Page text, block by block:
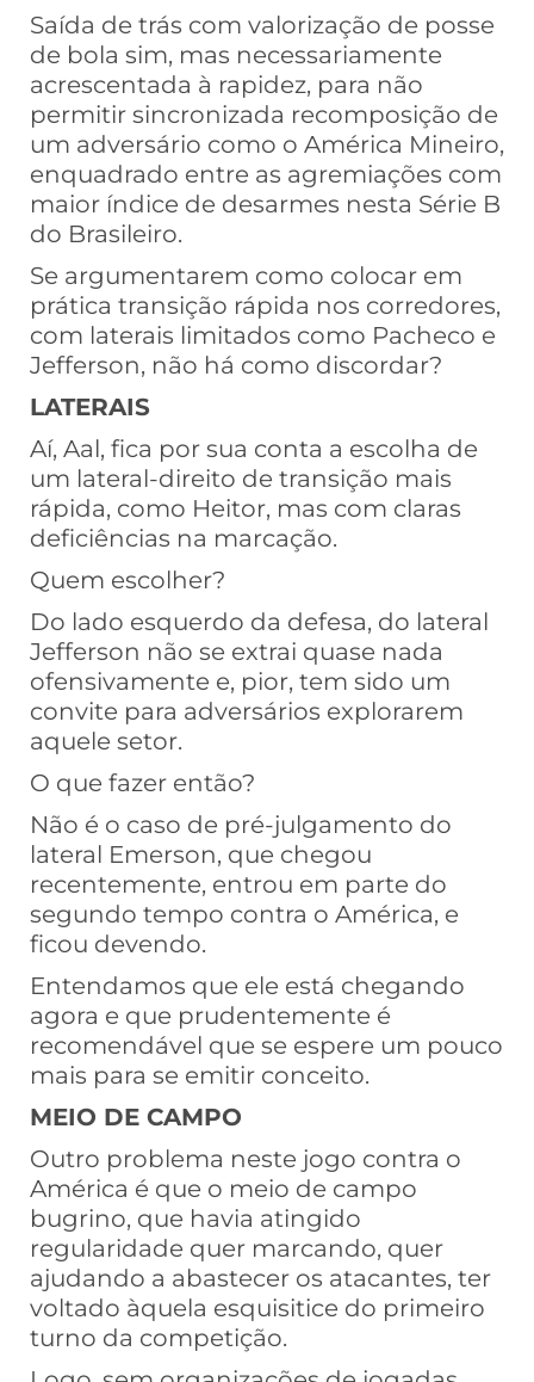
Saída de trás com valorização de posse
de bola sim, mas necessariamente
acrescentada à rapidez, para não
permitir sincronizada recomposição de
um adversário como o América Mineiro,
enquadrado entre as agremiações com
maior índice de desarmes nesta Série B
do Brasileiro.
Se argumentarem como colocar em
prática transição rápida nos corredores,
com laterais limitados como Pacheco e
Jefferson, não há como discordar?
LATERAIS
Aí, Aal, fica por sua conta a escolha de
um lateral-direito de transição mais
rápida, como Heitor, mas com claras
deficiências na marcação.
Quem escolher?
Do lado esquerdo da defesa, do lateral
Jefferson não se extrai quase nada
ofensivamente e, pior, tem sido um
convite para adversários explorarem
aquele setor.
O que fazer então?
Não é o caso de pré-julgamento do
lateral Emerson, que chegou
recentemente, entrou em parte do
segundo tempo contra o América, e
ficou devendo.
Entendamos que ele está chegando
agora e que prudentemente é
recomendável que se espere um pouco
mais para se emitir conceito.
MEIO DE CAMPO
Outro problema neste jogo contra o
América é que o meio de campo
bugrino, que havia atingido
regularidade quer marcando, quer
ajudando a abastecer os atacantes, ter
voltado àquela esquisitice do primeiro
turno da competição.